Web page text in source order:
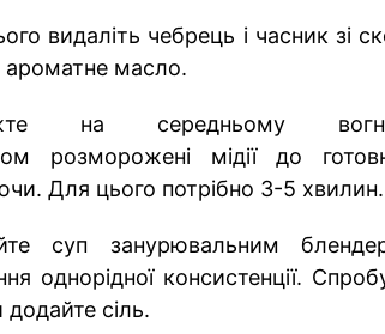
видаліть чебрець і часник зі
ароматне масло.
на середньому
розморожені мідії до
Для цього потрібно 3-5 хвилин.
суп занурювальним
однорідної консистенції.
додайте сіль.